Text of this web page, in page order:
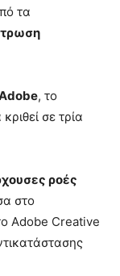
τα
, το
σε τρία
ροές
στο
Adobe Creative